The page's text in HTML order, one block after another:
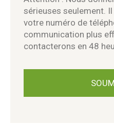
sérieuses seulement.
votre numéro de
communication plus
contacterons en 48